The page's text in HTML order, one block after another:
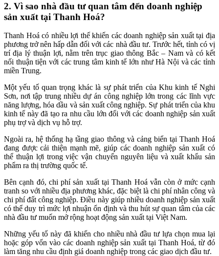
2. Vì sao nhà đầu tư quan tâm đến doanh nghiệp
sản xuất tại Thanh Hoá?
Thanh Hoá có nhiều lợi thế khiến các doanh nghiệp sản xuất tại địa
phương trở nên hấp dẫn đối với các nhà đầu tư. Trước hết, tỉnh có vị
trí địa lý thuận lợi, nằm trên trục giao thông Bắc – Nam và có kết
nối thuận tiện với các trung tâm kinh tế lớn như Hà Nội và các tỉnh
miền Trung.
Một yếu tố quan trọng khác là sự phát triển của Khu kinh tế Nghi
Sơn, nơi tập trung nhiều dự án công nghiệp lớn trong các lĩnh vực
năng lượng, hóa dầu và sản xuất công nghiệp. Sự phát triển của khu
kinh tế này đã tạo ra nhu cầu lớn đối với các doanh nghiệp sản xuất
phụ trợ và dịch vụ hỗ trợ.
Ngoài ra, hệ thống hạ tầng giao thông và cảng biển tại Thanh Hoá
đang được cải thiện mạnh mẽ, giúp các doanh nghiệp sản xuất có
thể thuận lợi trong việc vận chuyển nguyên liệu và xuất khẩu sản
phẩm ra thị trường quốc tế.
Bên cạnh đó, chi phí sản xuất tại Thanh Hoá vẫn còn ở mức cạnh
tranh so với nhiều địa phương khác, đặc biệt là chi phí nhân công và
chi phí đất công nghiệp. Điều này giúp nhiều doanh nghiệp sản xuất
có thể duy trì mức lợi nhuận ổn định và thu hút sự quan tâm của các
nhà đầu tư muốn mở rộng hoạt động sản xuất tại Việt Nam.
Những yếu tố này đã khiến cho nhiều nhà đầu tư lựa chọn mua lại
hoặc góp vốn vào các doanh nghiệp sản xuất tại Thanh Hoá, từ đó
làm tăng nhu cầu định giá doanh nghiệp trong các giao dịch đầu tư.